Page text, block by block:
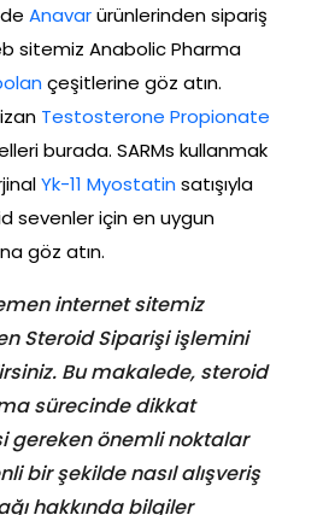
Anavarürünlerinden sipariş
sitemiz Anabolic Pharma
çeşitlerine göz atın.
Testosterone Propionate
burada. SARMs kullanmak
Yk-11 Myostatin satışıyla
sevenler için en uygun
göz atın.
internet sitemiz
Steroid Siparişi işlemini
Bu makalede, steroid
sürecinde dikkat
gereken önemli noktalar
bir şekilde nasıl alışveriş
hakkında bilgiler